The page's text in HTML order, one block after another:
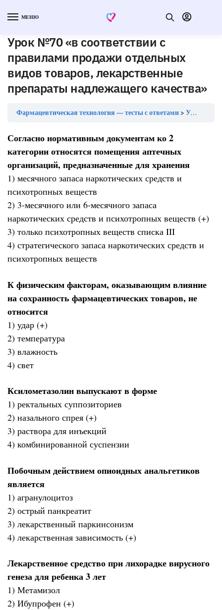
МЕНЮ
Урок №70 «в соответствии с
правилами продажи отдельных
видов товаров, лекарственные
препараты надлежащего качества»
Фармацевтическая технология — тесты с ответами Урок №70 «в соответствии с правилами продажи отдельных видов товаров, лекарственные препараты надлежащего качества»
Согласно нормативным документам ко 2
категории относятся помещения аптечных
организаций, предназначенные для хранения
1) месячного запаса наркотических средств и
психотропных веществ
2) 3-месячного или 6-месячного запаса
наркотических средств и психотропных веществ (+)
3) только психотропных веществ списка III
4) стратегического запаса наркотических средств и
психотропных веществ
К физическим факторам, оказывающим влияние
на сохранность фармацевтических товаров, не
относится
1) удар (+)
2) температура
3) влажность
4) свет
Ксилометазолин выпускают в форме
1) ректальных суппозиториев
2) назального спрея (+)
3) раствора для инъекций
4) комбинированной суспензии
Побочным действием опиоидных анальгетиков
является
1) агранулоцитоз
2) острый панкреатит
3) лекарственный паркинсонизм
4) лекарственная зависимость (+)
Лекарственное средство при лихорадке вирусного
генеза для ребенка 3 лет
1) Метамизол
2) Ибупрофен (+)